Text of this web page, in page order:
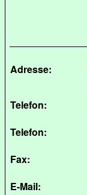
Adresse:
Telefon:
Telefon:
Fax:
E-Mail: